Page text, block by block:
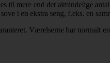
til mere end det almindelige
i en ekstra seng, f.eks. en
Værelserne har normalt